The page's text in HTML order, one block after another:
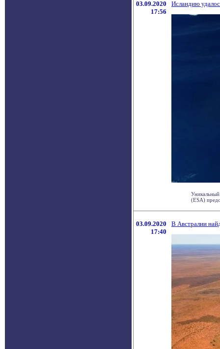
03.09.2020
17:56
Исландию
Уникальный
(ESA)
03.09.2020
17:40
В Австралии